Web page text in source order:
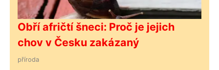
Obří afričtí šneci: Proč je jejich
chov v Česku zakázaný
příroda